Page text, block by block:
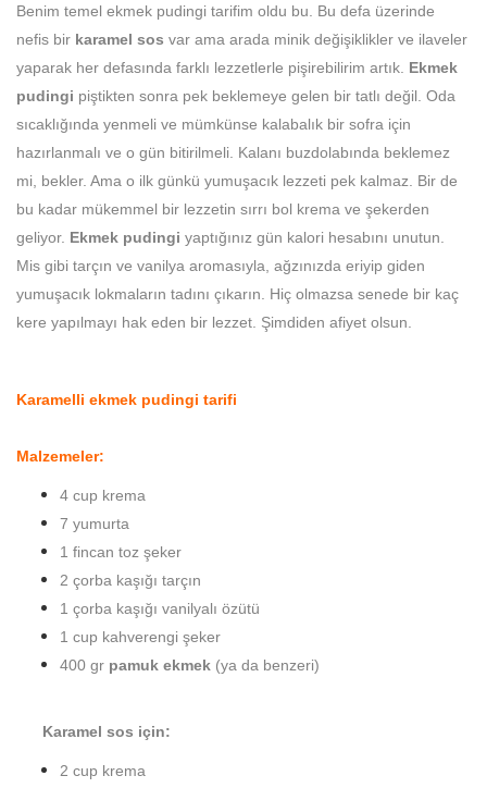
Benim temel ekmek pudingi tarifim oldu bu. Bu defa üzerinde
nefis bir karamel sos var ama arada minik değişiklikler ve ilaveler
yaparak her defasında farklı lezzetlerle pişirebilirim artık. Ekmek
pudingi piştikten sonra pek beklemeye gelen bir tatlı değil. Oda
sıcaklığında yenmeli ve mümkünse kalabalık bir sofra için
hazırlanmalı ve o gün bitirilmeli. Kalanı buzdolabında beklemez
mi, bekler. Ama o ilk günkü yumuşacık lezzeti pek kalmaz. Bir de
bu kadar mükemmel bir lezzetin sırrı bol krema ve şekerden
geliyor. Ekmek pudingi yaptığınız gün kalori hesabını unutun.
Mis gibi tarçın ve vanilya aromasıyla, ağzınızda eriyip giden
yumuşacık lokmaların tadını çıkarın. Hiç olmazsa senede bir kaç
kere yapılmayı hak eden bir lezzet. Şimdiden afiyet olsun.
Karamelli ekmek pudingi tarifi
Malzemeler:
4 cup krema
7 yumurta
1 fincan toz şeker
2 çorba kaşığı tarçın
1 çorba kaşığı vanilyalı özütü
1 cup kahverengi şeker
400 gr pamuk ekmek (ya da benzeri)
Karamel sos için:
2 cup krema